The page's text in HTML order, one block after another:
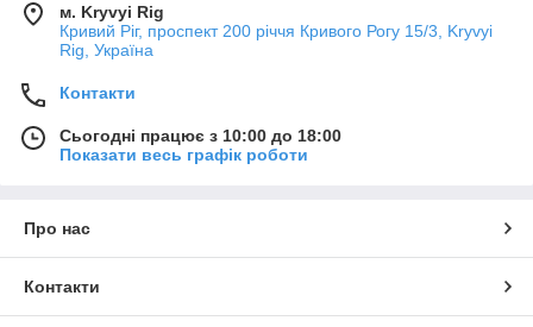
м. Kryvyi Rig
Кривий Ріг, проспект 200 річчя Кривого Рогу 15/3, Kryvyi
Rig, Україна
Контакти
Сьогодні працює з 10:00 до 18:00
Показати весь графік роботи
Про нас
Контакти